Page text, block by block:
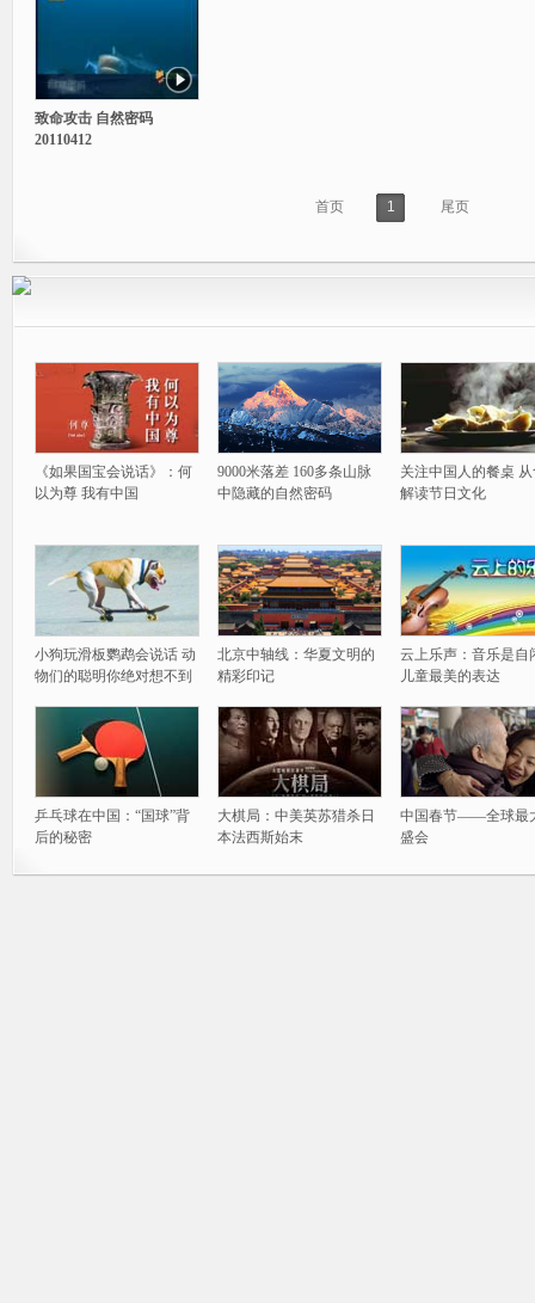
致命攻击 自然密码
20110412
首页 1 尾页
《如果国宝会说话》：何
以为尊 我有中国
9000米落差 160多条山脉
中隐藏的自然密码
关注中国人的餐桌
解读节日文化
小狗玩滑板鹦鹉会说话 动
物们的聪明你绝对想不到
北京中轴线：华夏文明的
精彩印记
云上乐声：音乐是自
儿童最美的表达
乒乓球在中国：“国球”背
后的秘密
大棋局：中美英苏猎杀日
本法西斯始末
中国春节——全球最
盛会